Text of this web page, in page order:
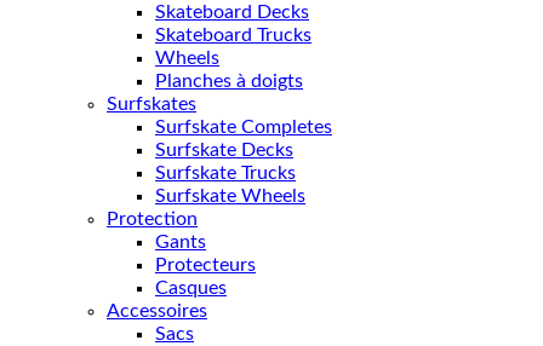
Skateboard Decks
Skateboard Trucks
Wheels
Planches à doigts
Surfskates
Surfskate Completes
Surfskate Decks
Surfskate Trucks
Surfskate Wheels
Protection
Gants
Protecteurs
Casques
Accessoires
Sacs